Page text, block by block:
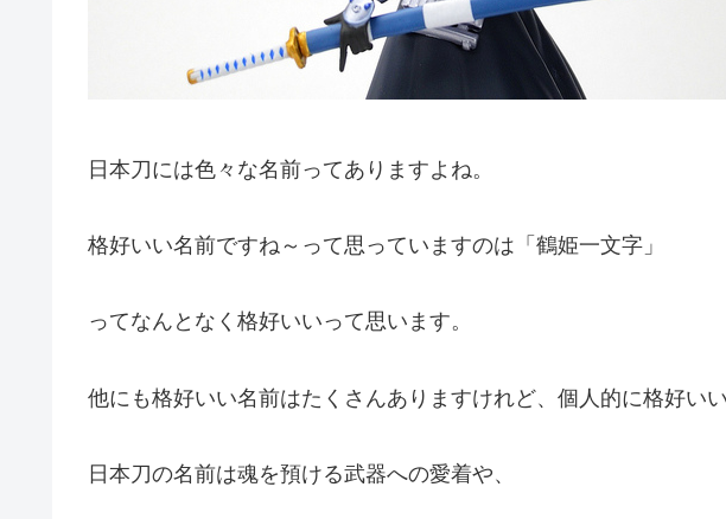
日本刀には色々な名前ってありますよね。
格好いい名前ですね～って思っていますのは「鶴姫一文字」
ってなんとなく格好いいって思います。
他にも格好いい名前はたくさんありますけれど、個人的に格好い
日本刀の名前は魂を預ける武器への愛着や、